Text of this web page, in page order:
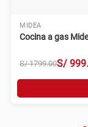
MIDEA
Cocina a gas
S/ 1799.00S/ 999.